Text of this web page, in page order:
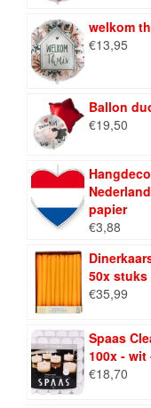
welkom
€13,95
Ballon
€19,50
papier
€3,88
50x stuks
€35,99
Spaas
100x - wit
€18,70